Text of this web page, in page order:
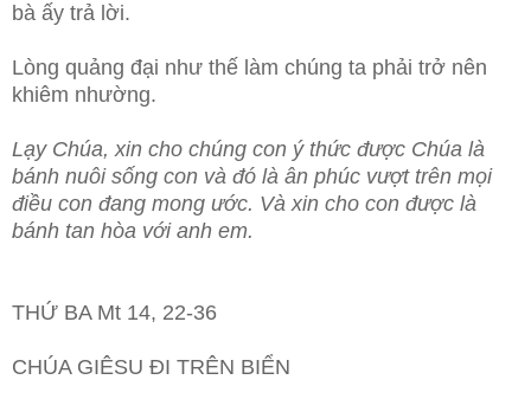
bà ấy trả lời.
Lòng quảng đại như thế làm chúng ta phải trở nên
khiêm nhường.
Lạy Chúa, xin cho chúng con ý thức được Chúa là
bánh nuôi sống con và đó là ân phúc vượt trên mọi
điều con đang mong ước. Và xin cho con được là
bánh tan hòa với anh em.
THỨ BA Mt 14, 22-36
CHÚA GIÊSU ĐI TRÊN BIỂN